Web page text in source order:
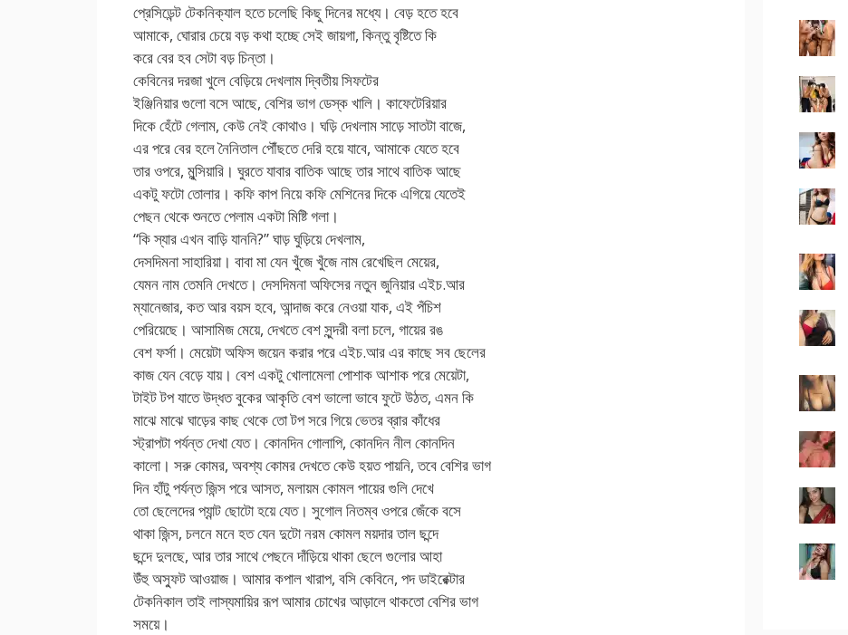
প্রেসিডেন্ট টেকনিক্যাল হতে চলেছি কিছু দিনের মধ্যে। বেড় হতে হবে
আমাকে, ঘোরার চেয়ে বড় কথা হচ্ছে সেই জায়গা, কিন্তু বৃষ্টিতে কি
করে বের হব সেটা বড় চিন্তা।
কেবিনের দরজা খুলে বেড়িয়ে দেখলাম দ্বিতীয় সিফটের
ইঞ্জিনিয়ার গুলো বসে আছে, বেশির ভাগ ডেস্ক খালি। কাফেটেরিয়ার
দিকে হেঁটে গেলাম, কেউ নেই কোথাও। ঘড়ি দেখলাম সাড়ে সাতটা বাজে,
এর পরে বের হলে নৈনিতাল পৌঁছতে দেরি হয়ে যাবে, আমাকে যেতে হবে
তার ওপরে, মুন্সিয়ারি। ঘুরতে যাবার বাতিক আছে তার সাথে বাতিক আছে
একটু ফটো তোলার। কফি কাপ নিয়ে কফি মেশিনের দিকে এগিয়ে যেতেই
পেছন থেকে শুনতে পেলাম একটা মিষ্টি গলা।
“কি স্যার এখন বাড়ি যাননি?” ঘাড় ঘুড়িয়ে দেখলাম,
দেসদিমনা সাহারিয়া। বাবা মা যেন খুঁজে খুঁজে নাম রেখেছিল মেয়ের,
যেমন নাম তেমনি দেখতে। দেসদিমনা অফিসের নতুন জুনিয়ার এইচ.আর
ম্যানেজার, কত আর বয়স হবে, আন্দাজ করে নেওয়া যাক, এই পঁচিশ
পেরিয়েছে। আসামিজ মেয়ে, দেখতে বেশ সুন্দরী বলা চলে, গায়ের রঙ
বেশ ফর্সা। মেয়েটা অফিস জয়েন করার পরে এইচ.আর এর কাছে সব ছেলের
কাজ যেন বেড়ে যায়। বেশ একটু খোলামেলা পোশাক আশাক পরে মেয়েটা,
টাইট টপ যাতে উদ্ধত বুকের আকৃতি বেশ ভালো ভাবে ফুটে উঠত, এমন কি
মাঝে মাঝে ঘাড়ের কাছ থেকে তো টপ সরে গিয়ে ভেতর ব্রার কাঁধের
স্ট্রাপটা পর্যন্ত দেখা যেত। কোনদিন গোলাপি, কোনদিন নীল কোনদিন
কালো। সরু কোমর, অবশ্য কোমর দেখতে কেউ হয়ত পায়নি, তবে বেশির ভাগ
দিন হাঁটু পর্যন্ত জিন্স পরে আসত, মলায়ম কোমল পায়ের গুলি দেখে
তো ছেলেদের প্যান্ট ছোটো হয়ে যেত। সুগোল নিতম্ব ওপরে জেঁকে বসে
থাকা জিন্স, চলনে মনে হত যেন দুটো নরম কোমল ময়দার তাল ছন্দে
ছন্দে দুলছে, আর তার সাথে পেছনে দাঁড়িয়ে থাকা ছেলে গুলোর আহা
উঁহু অস্ফুট আওয়াজ। আমার কপাল খারাপ, বসি কেবিনে, পদ ডাইরেক্টার
টেকনিকাল তাই লাস্যমায়ির রূপ আমার চোখের আড়ালে থাকতো বেশির ভাগ
সময়ে।